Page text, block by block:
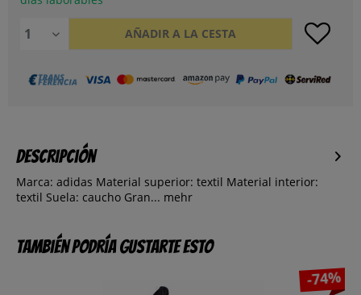
AÑADIR A LA CESTA
Descripción
Marca: adidas Material superior: textil Material interior:
textil Suela: caucho Gran... mehr
También podría gustarte esto
-74%